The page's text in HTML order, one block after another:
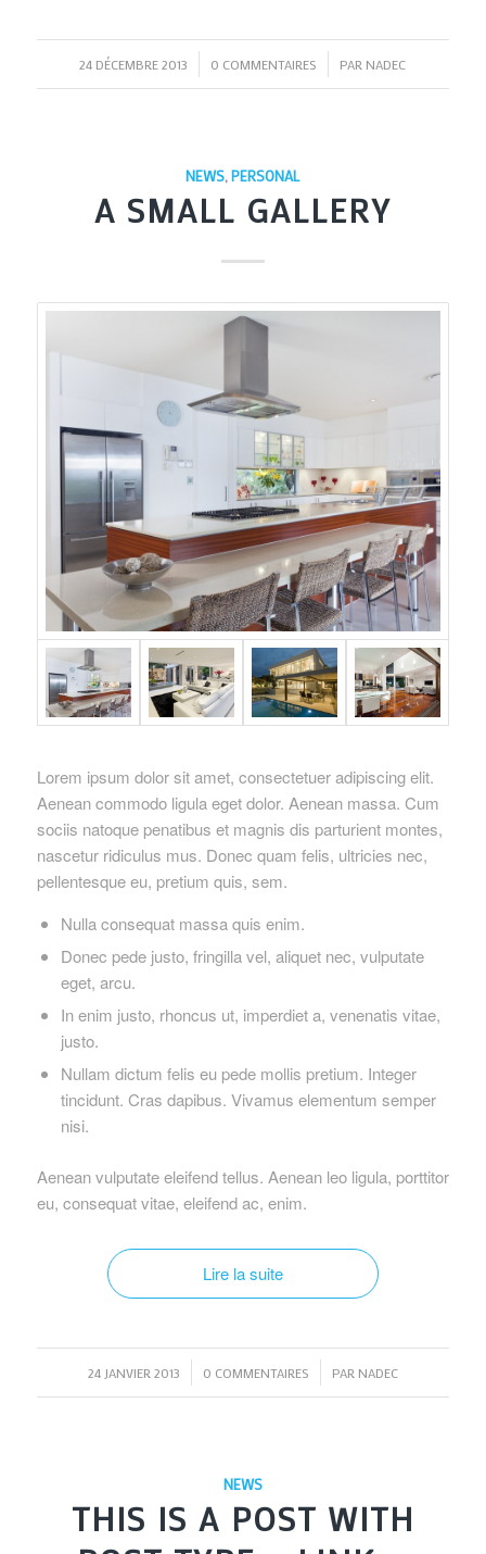
24 DÉCEMBRE 2013
/ 0 COMMENTAIRES
/ PAR NADEC
NEWS,PERSONAL
A SMALL GALLERY
Lorem ipsum dolor sit amet, consectetuer adipiscing elit.
Aenean commodo ligula eget dolor. Aenean massa. Cum
sociis natoque penatibus et magnis dis parturient montes,
nascetur ridiculus mus. Donec quam felis, ultricies nec,
pellentesque eu, pretium quis, sem.
Nulla consequat massa quis enim.
Donec pede justo, fringilla vel, aliquet nec, vulputate
eget, arcu.
In enim justo, rhoncus ut, imperdiet a, venenatis vitae,
justo.
Nullam dictum felis eu pede mollis pretium. Integer
tincidunt. Cras dapibus. Vivamus elementum semper
nisi.
Aenean vulputate eleifend tellus. Aenean leo ligula, porttitor
eu, consequat vitae, eleifend ac, enim.
Lire la suite
24 JANVIER 2013
/ 0 COMMENTAIRES
/ PAR NADEC
NEWS
THIS IS A POST WITH